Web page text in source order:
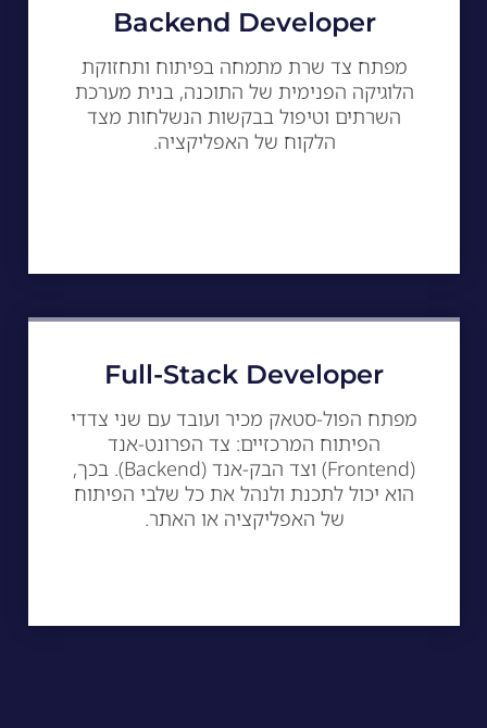
Backend Developer
מפתח צד שרת מתמחה בפיתוח ותחזוקת
הלוגיקה הפנימית של התוכנה, בנית מערכת
השרתים וטיפול בבקשות הנשלחות מצד
הלקוח של האפליקציה.
Full-Stack Developer
מפתח הפול-סטאק מכיר ועובד עם שני צדדי
הפיתוח המרכזיים: צד הפרונט-אנד
(Frontend) וצד הבק-אנד (Backend). בכך,
הוא יכול לתכנת ולנהל את כל שלבי הפיתוח
של האפליקציה או האתר.